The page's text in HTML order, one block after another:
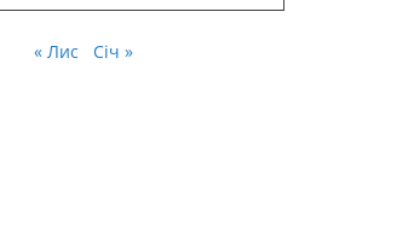
« Лис Січ »